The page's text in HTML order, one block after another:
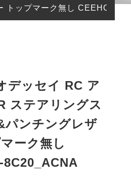
トップマーク無し CEEHOR-
デッセイ RC ア
ステアリングス
パンチングレザ
ーク無し
8C20_ACNA